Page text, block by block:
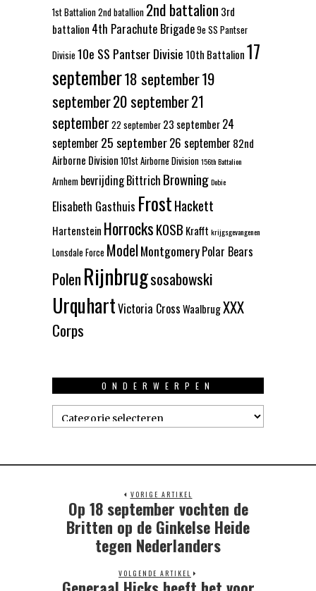
1st Battalion2nd batallion 2nd battalion 3rd
battalion 4th Parachute Brigade9e SS Pantser
Divisie 10e SS Pantser Divisie 10th Battalion17
september18 september19
september20 september21
september 22 september 23 september24
september 25 september26 september 82nd
Airborne Division 101st Airborne Division156th Battalion
Arnhem bevrijdingBittrich BrowningDobie
Elisabeth Gasthuis FrostHackett
Hartenstein HorrocksKOSB Krafft krijgsgevangenen
Lonsdale Force ModelMontgomeryPolar Bears
PolenRijnbrugsosabowski
UrquhartVictoria CrossWaalbrugXXX
Corps
ONDERWERPEN
Onderwerpen
VORIGE ARTIKEL
Previous
post:
Op 18 september vochten de
Britten op de Ginkelse Heide
tegen Nederlanders
VOLGENDE ARTIKEL
Next